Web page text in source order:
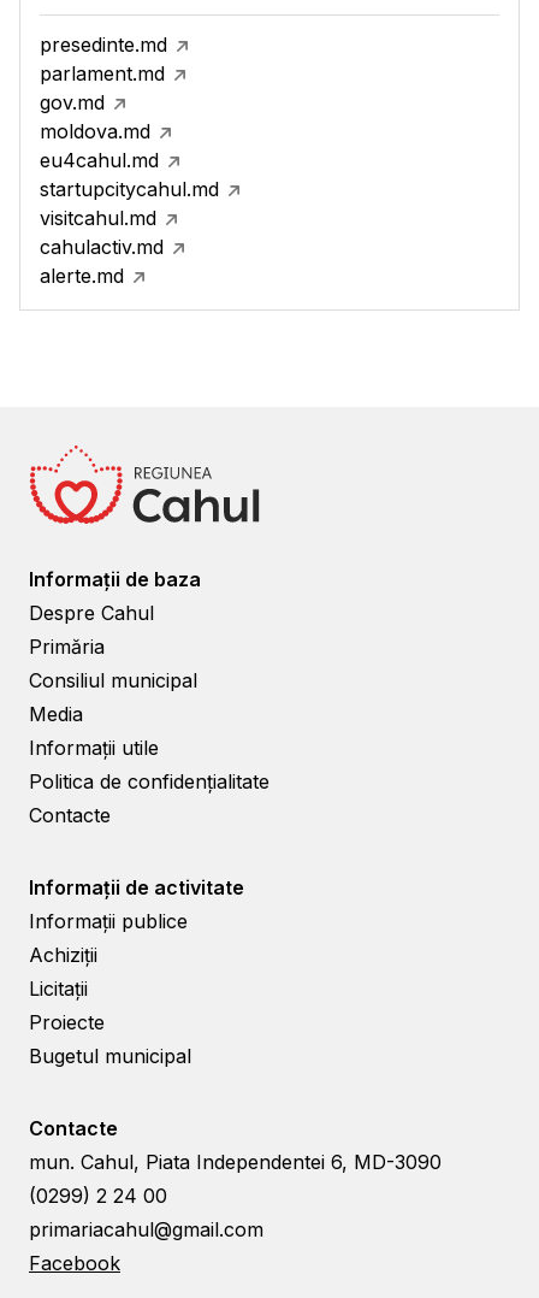
presedinte.md
parlament.md
gov.md
moldova.md
eu4cahul.md
startupcitycahul.md
visitcahul.md
cahulactiv.md
alerte.md
Informații de baza
Despre Cahul
Primăria
Consiliul municipal
Media
Informații utile
Politica de confidențialitate
Contacte
Informații de activitate
Informații publice
Achiziții
Licitații
Proiecte
Bugetul municipal
Contacte
mun. Cahul, Piata Independentei 6, MD-3090
(0299) 2 24 00
primariacahul@gmail.com
Facebook